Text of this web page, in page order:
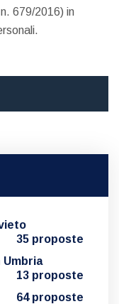
679/2016) in
35 proposte
13 proposte
64 proposte